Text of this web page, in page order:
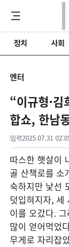
정치 사회
엔터
“이규형·
합쇼, 한남
입력2025.07.31
따스한 햇살이
골 산책로를 소
숙하지만 낯선
덧입혀지자, 세
이를 오갔다.
많이 얻어먹었
무게로 자리잡